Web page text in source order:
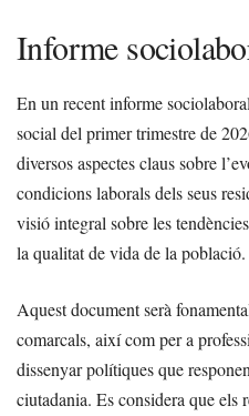
Informe
En un recent informe
social del primer trimestre de
diversos aspectes claus sobre
condicions laborals dels seus
visió integral sobre les
la qualitat de vida de la població.
Aquest document serà
comarcals, així com per a
dissenyar polítiques que
ciutadania. Es considera que els